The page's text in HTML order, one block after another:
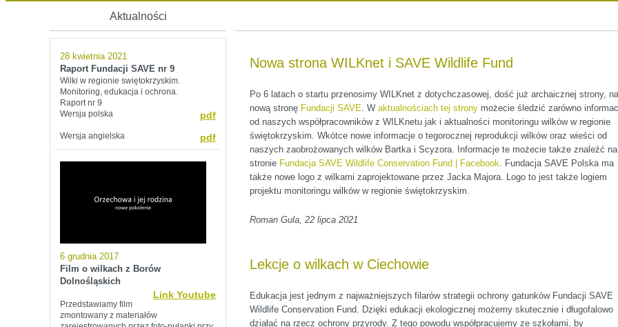
Aktualności
28 kwietnia 2021
Raport Fundacji SAVE nr 9
Wilki w regionie swiętokrzyskim.
Monitoring, edukacja i ochrona.
Raport nr 9
Wersja polska
pdf
Wersja angielska pdf
6 grudnia 2017
Film o wilkach z Borów
Dolnośląskich
Link Youtube
Przedstawiamy film
zmontowany z materiałów
Nowa strona WILKnet i SAVE Wildlife Fund
Po 6 latach o startu przenosimy WILKnet z dotychczasowej, dość już archaicznej strony, na
nową stronę Fundacji SAVE. W aktualnościach tej strony możecie śledzić zarówno
od naszych współpracowników z WILKnetu jak i aktualności monitoringu wilków w regionie
świętokrzyskim. Wkótce nowe informacje o tegorocznej reprodukcji wilków oraz wieści od
naszych zaobrożowanych wilków Bartka i Scyzora. Informacje te możecie także znaleźć na
stronie Fundacja SAVE Wildlife Conservation Fund | Facebook. Fundacja SAVE Polska ma
także nowe logo z wilkami zaprojektowane przez Jacka Majora. Logo to jest także logiem
projektu monitoringu wilków w regionie świętokrzyskim.
Roman Gula, 22 lipca 2021
Lekcje o wilkach w Ciechowie
Edukacja jest jednym z najważniejszych filarów strategii ochrony gatunków Fundacji SAVE
Wildlife Conservation Fund. Dzięki edukacji ekologicznej możemy skutecznie i długofalowo
działać na rzecz ochrony przyrody. Z tego powodu współpracujemy ze szkołami, by